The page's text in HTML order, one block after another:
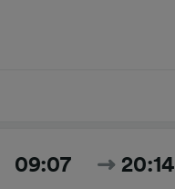
09:07 20:14